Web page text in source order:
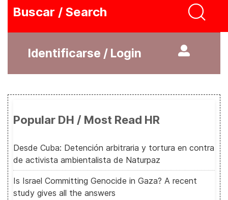
Buscar / Search
Identificarse / Login
Popular DH / Most Read HR
Desde Cuba: Detención arbitraria y tortura en contra
de activista ambientalista de Naturpaz
Is Israel Committing Genocide in Gaza? A recent
study gives all the answers